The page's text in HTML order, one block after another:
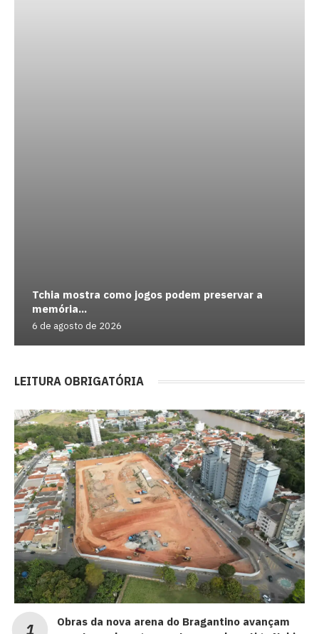
Tchia mostra como jogos podem preservar a
memória...
6 de agosto de 2026
LEITURA OBRIGATÓRIA
Obras da nova arena do Bragantino avançam